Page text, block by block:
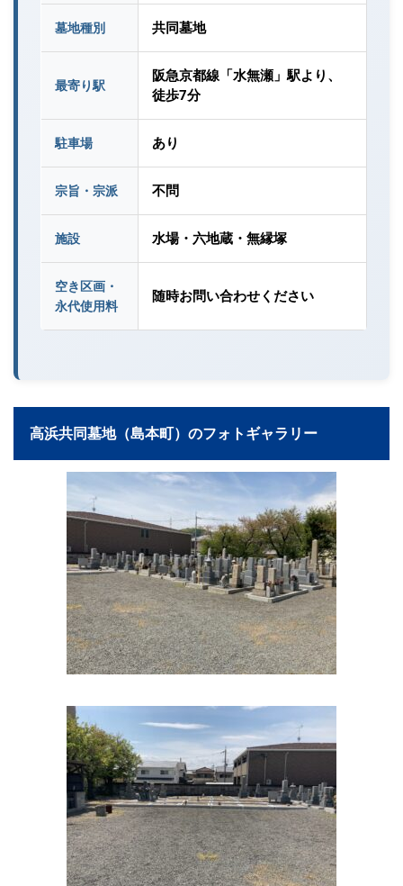
墓地種別 共同墓地
最寄り駅
阪急京都線「水無瀬」駅より、
徒歩7分
駐車場 あり
宗旨・宗派 不問
施設 水場・六地蔵・無縁塚
空き区画・
永代使用料
随時お問い合わせください
高浜共同墓地（島本町）のフォトギャラリー